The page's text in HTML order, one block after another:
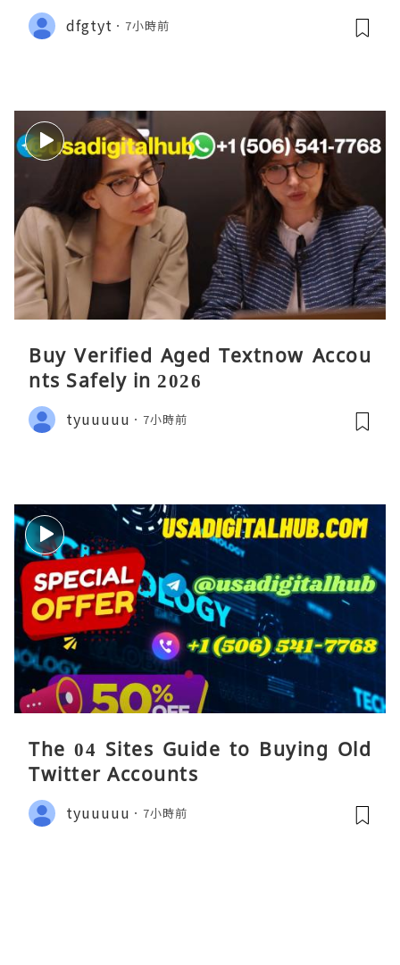
dfgtyt 7小時前
Buy Verified Aged Textnow Accou
nts Safely in 2026
tyuuuuu 7小時前
The 04 Sites Guide to Buying Old
Twitter Accounts
tyuuuuu 7小時前